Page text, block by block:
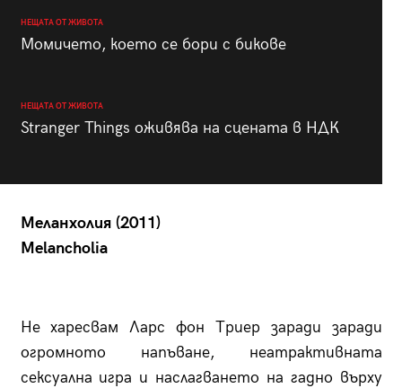
НЕЩАТА ОТ ЖИВОТА
Момичето, което се бори с бикове
НЕЩАТА ОТ ЖИВОТА
Stranger Things оживява на сцената в НДК
Меланхолия (2011)
Melancholia
Не харесвам Ларс фон Триер заради заради
огромното напъване, неатрактивната
сексуална игра и наслагването на гадно върху